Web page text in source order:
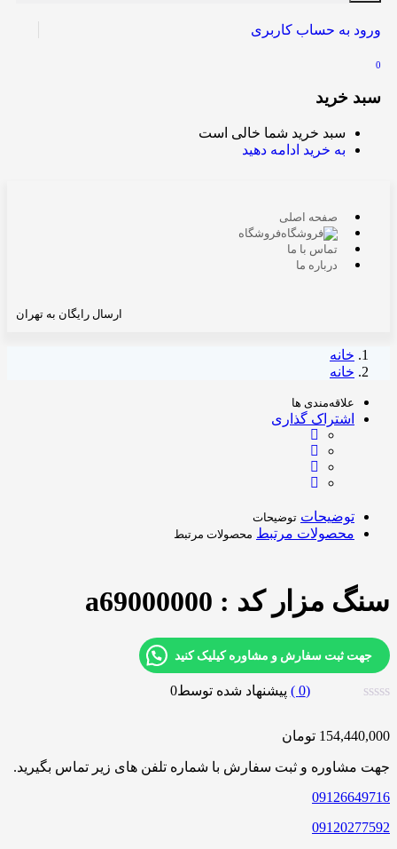
ورود به حساب کاربری
0
سبد خرید
سبد خرید شما خالی است
به خرید ادامه دهید
صفحه اصلی
فروشگاه
تماس با ما
درباره ما
ارسال رایگان به تهران
خانه
خانه
علاقه‌مندی ها
اشتراک گذاری
توضیحات توضیحات
محصولات مرتبط محصولات مرتبط
سنگ مزار کد : a69000000
جهت ثبت سفارش و مشاوره کیلیک کنید
‏‫(
0
) پیشنهاد شده توسط0
154,440,000 تومان
جهت مشاوره و ثبت سفارش با شماره تلفن های زیر تماس بگیرید.
09126649716
09120277592